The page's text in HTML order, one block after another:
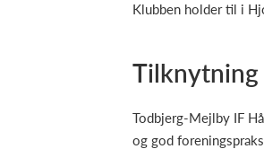
Klubben holder til i
Tilknytning
Todbjerg-Mejlby IF
og god